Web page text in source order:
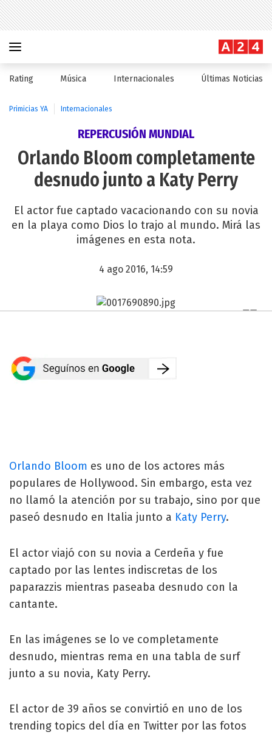
Rating Música Internacionales Últimas Noticias
Primicias YA Internacionales
REPERCUSIÓN MUNDIAL
Orlando Bloom completamente
desnudo junto a Katy Perry
El actor fue captado vacacionando con su novia
en la playa como Dios lo trajo al mundo. Mirá las
imágenes en esta nota.
4 ago 2016, 14:59
Orlando Bloom es uno de los actores más
populares de Hollywood. Sin embargo, esta vez
no llamó la atención por su trabajo, sino por que
paseó desnudo en Italia junto a Katy Perry.
El actor viajó con su novia a Cerdeña y fue
captado por las lentes indiscretas de los
paparazzis mientras paseaba desnudo con la
cantante.
En las imágenes se lo ve completamente
desnudo, mientras rema en una tabla de surf
junto a su novia, Katy Perry.
El actor de 39 años se convirtió en uno de los
trending topics del día en Twitter por las fotos